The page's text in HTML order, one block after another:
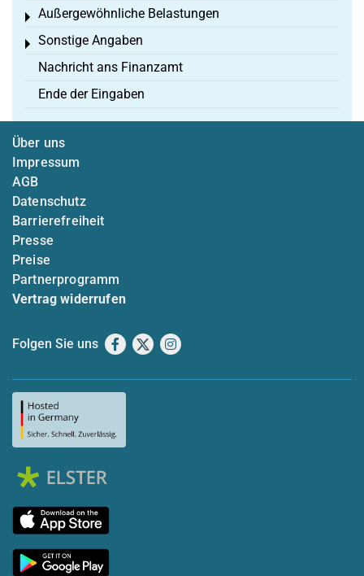
Außergewöhnliche Belastungen
Toggle menu
Sonstige Angaben
Toggle menu
Nachricht ans Finanzamt
Ende der Eingaben
Über uns
Impressum
AGB
Datenschutz
Barrierefreiheit
Presse
Preise
Partnerprogramm
Vertrag widerrufen
Folgen Sie uns Facebook
X Instagram